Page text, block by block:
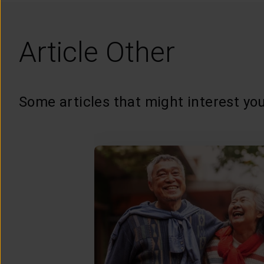
Article Other
Some articles that might interest